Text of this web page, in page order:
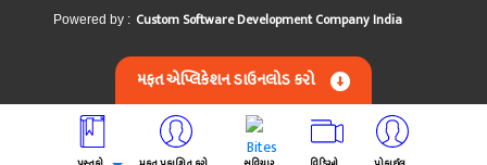
Powered by : Custom Software Development Company India
મફત એપ્લિકેશન ડાઉનલોડ કરો